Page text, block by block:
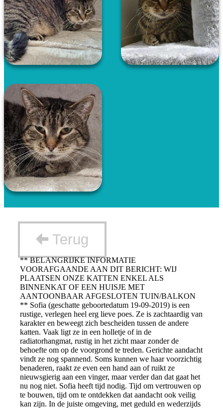
Terug
** BELANGRIJKE INFORMATIE
VOORAFGAANDE AAN DIT BERICHT: WIJ
PLAATSEN ONZE KATTEN ENKEL ALS
BINNENKAT OF EEN HUISJE MET
AANTOONBAAR AFGESLOTEN TUIN/BALKON
** Sofia (geschatte geboortedatum 19-09-2019) is een
rustige, verlegen heel erg lieve poes. Ze is zachtaardig van
karakter en beweegt zich bescheiden tussen de andere
katten. Vaak ligt ze in een holletje of in de
radiatorhangmat, rustig in het zicht maar zonder de
behoefte om op de voorgrond te treden. Gerichte aandacht
vindt ze nog spannend. Soms kunnen we haar voorzichtig
benaderen, raakt ze even een hand aan of ruikt ze
nieuwsgierig aan een vinger, maar verder dan dat gaat het
nu nog niet. Sofia heeft tijd nodig. Tijd om vertrouwen op
te bouwen, tijd om te ontdekken dat aandacht ook veilig
kan zijn. In de juiste omgeving, met geduld en wederzijds